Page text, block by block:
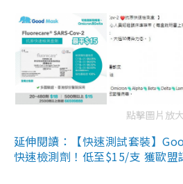
點擊圖片放大
延伸閱讀：【快速測試套裝】
快速檢測劑！低至$15/支 獲歐盟